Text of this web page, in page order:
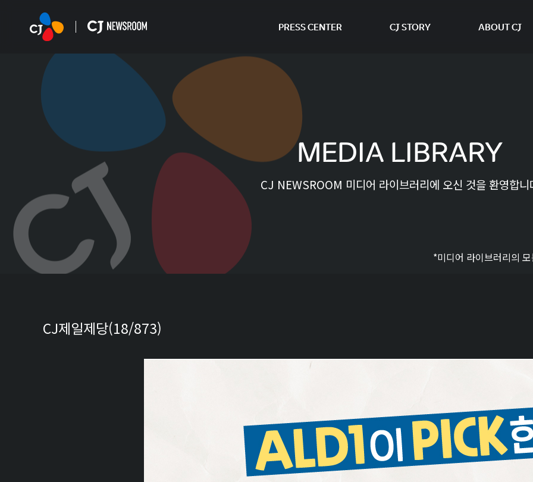
PRESS CENTER CJ STORY ABOUT CJ
MEDIA LIBRARY
CJ NEWSROOM 미디어 라이브러리에 오신 것을 환영합니
*미디어 라이브러리의
CJ제일제당(18/873)